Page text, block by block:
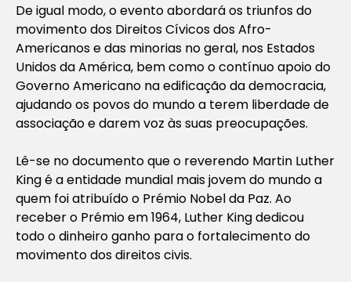
De igual modo, o evento abordará os triunfos do
movimento dos Direitos Cívicos dos Afro-
Americanos e das minorias no geral, nos Estados
Unidos da América, bem como o contínuo apoio do
Governo Americano na edificação da democracia,
ajudando os povos do mundo a terem liberdade de
associação e darem voz às suas preocupações.
Lê-se no documento que o reverendo Martin Luther
King é a entidade mundial mais jovem do mundo a
quem foi atribuído o Prémio Nobel da Paz. Ao
receber o Prémio em 1964, Luther King dedicou
todo o dinheiro ganho para o fortalecimento do
movimento dos direitos civis.